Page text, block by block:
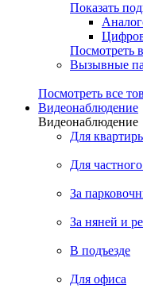
Показать
Посмотреть
Вызывные
Посмотреть все
Видеонаблюдение
Видеонаблюдение
Для
Для
За
За няней и
В подъезде
Для офиса